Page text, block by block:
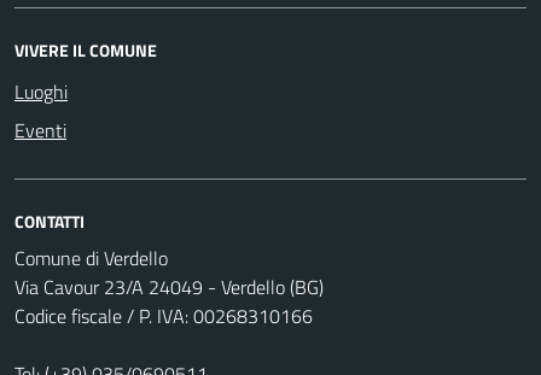
VIVERE IL COMUNE
Luoghi
Eventi
CONTATTI
Comune di Verdello
Via Cavour 23/A 24049 - Verdello (BG)
Codice fiscale / P. IVA: 00268310166